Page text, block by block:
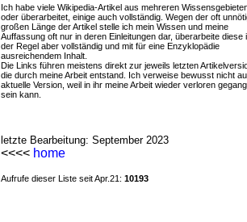
Ich habe viele Wikipedia-Artikel aus mehreren
oder überarbeitet, einige auch vollständig. Wegen der oft
großen Länge der Artikel stelle ich mein Wissen und meine
Auffassung oft nur in deren Einleitungen dar, überarbeite diese
der Regel aber vollständig und mit für eine Enzyklopädie
ausreichendem Inhalt.
Die Links führen meistens direkt zur jeweils letzten
die durch meine Arbeit entstand. Ich verweise bewusst nicht
aktuelle Version, weil in ihr meine Arbeit wieder verloren
sein kann.
letzte Bearbeitung: September 2023
<<<< home
Aufrufe dieser Liste seit Apr.21: 10193